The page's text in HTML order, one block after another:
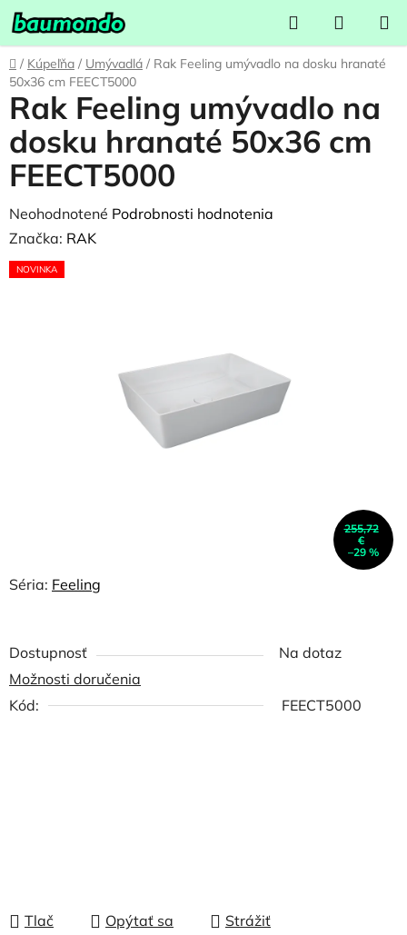
Prejsť
na
obsah
Hľadať
KOŠÍK
Domov
/ Kúpeľňa / Umývadlá / Rak Feeling umývadlo na dosku hranaté
50x36 cm FEECT5000
Séria: Feeling
Dostupnosť
Na dotaz
Možnosti doručenia
Kód:
FEECT5000
Tlač Opýtať sa
Strážiť
Rak Feeling umývadlo na
dosku hranaté 50x36 cm
FEECT5000
Priemerné
hodnotenie
produktu
Neohodnotené Podrobnosti hodnotenia
Značka: RAK
NOVINKA
255,72
€
–29 %